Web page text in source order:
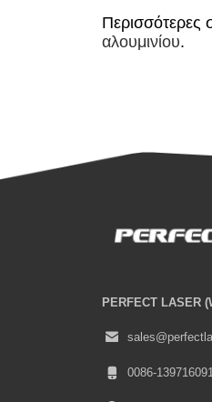
Περισσότερες
αλουμινίου.
PERFECT LASER
0086-